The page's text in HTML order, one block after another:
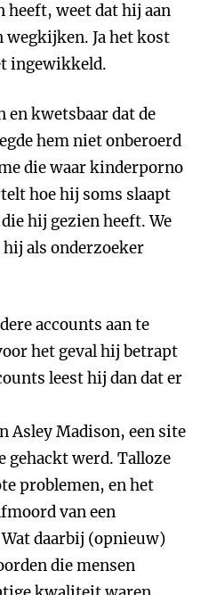
heeft, weet dat hij aan
wegkijken. Ja het kost
ingewikkeld.
en kwetsbaar dat de
hem niet onberoerd
die waar kinderporno
hoe hij soms slaapt
hij gezien heeft. We
als onderzoeker
accounts aan te
het geval hij betrapt
leest hij dan dat er
Asley Madison, een site
gehackt werd. Talloze
problemen, en het
van een
daarbij (opnieuw)
die mensen